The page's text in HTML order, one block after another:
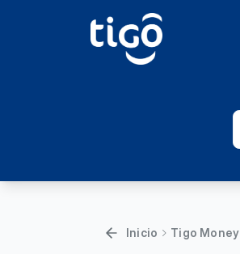
Inicio Tigo Money